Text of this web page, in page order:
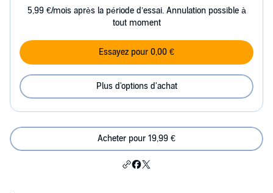
5,99 €/mois après la période d’essai. Annulation possible à
tout moment
Essayez pour 0,00 €
Plus d'options d'achat
Acheter pour 19,99 €